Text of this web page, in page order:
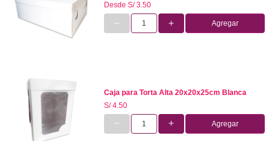
DesdeS/ 3.50
Agregar
Caja para Torta Alta 20x20x25cm Blanca
S/ 4.50
Agregar